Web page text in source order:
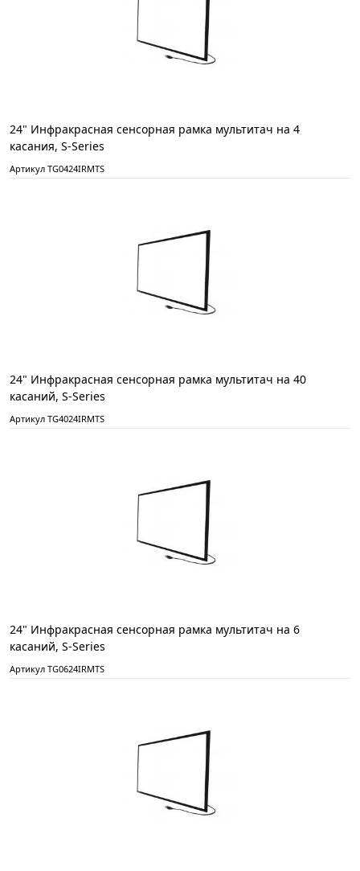
24" Инфракрасная сенсорная рамка мультитач на 4
касания, S-Series
Артикул TG0424IRMTS
24" Инфракрасная сенсорная рамка мультитач на 40
касаний, S-Series
Артикул TG4024IRMTS
24" Инфракрасная сенсорная рамка мультитач на 6
касаний, S-Series
Артикул TG0624IRMTS